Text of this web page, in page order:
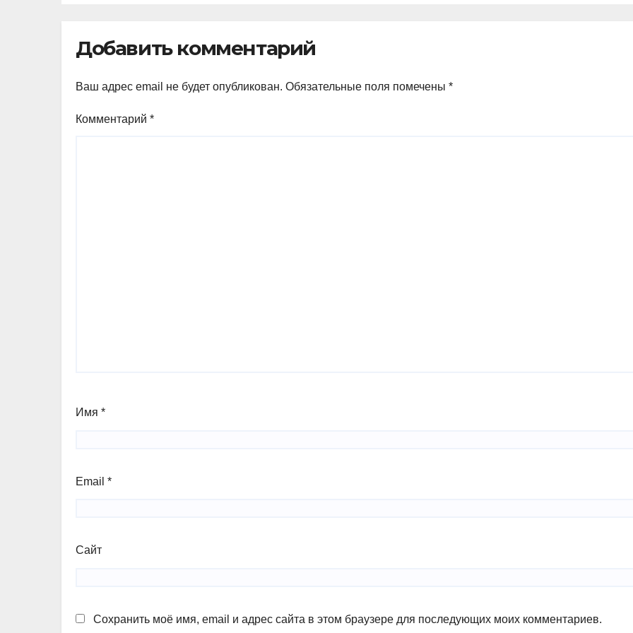
Добавить комментарий
Ваш адрес email не будет опубликован. Обязательные поля помечены *
Комментарий *
Имя *
Email *
Сайт
Сохранить моё имя, email и адрес сайта в этом браузере для последующих моих комментариев.